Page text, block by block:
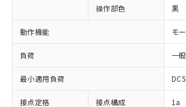
操作部色 黒
動作機能 モ
負荷 一
最小適用負荷
接点定格 接点構成 1a
※1 対応状況